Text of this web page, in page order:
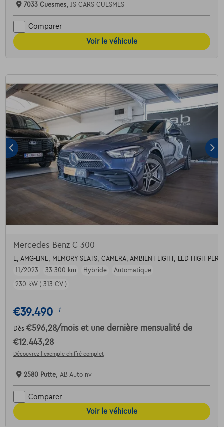
7033 Cuesmes, JS CARS CUESMES
Comparer
Voir le véhicule
Mercedes-Benz C 300
E, AMG-LINE, MEMORY SEATS, CAMERA, AMBIENT LIGHT, LED HIGH
11/2023
33.300 km Hybride
Automatique
230 kW ( 313 CV )
€39.490 1
Dès €596,28/mois et une dernière mensualité de
€12.443,28
Découvrez l’exemple chiffré complet
2580 Putte, AB Auto nv
Comparer
Voir le véhicule